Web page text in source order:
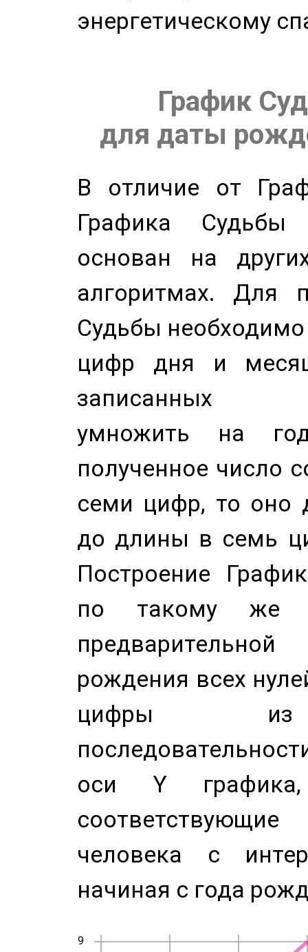
энергетическому
График
для даты
В отличие от
Графика
основан на
алгоритмах. Для
Судьбы
цифр дня и
записанных
умножить на
полученное число
семи цифр, то оно
до длины в семь
Построение
по такому же
рождения всех
цифры из
оси Y
человека с
начиная с года